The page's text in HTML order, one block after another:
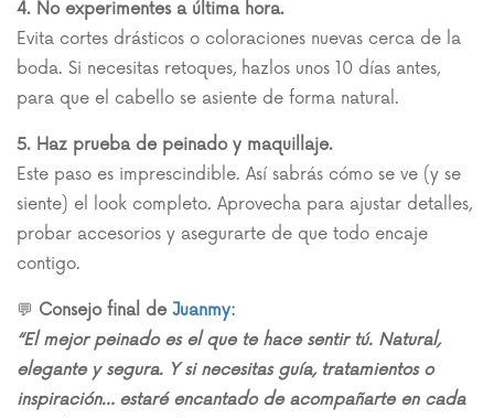
4. No experimentes a última hora.
Evita cortes drásticos o coloraciones nuevas cerca de la
boda. Si necesitas retoques, hazlos unos 10 días antes,
para que el cabello se asiente de forma natural.
5. Haz prueba de peinado y maquillaje.
Este paso es imprescindible. Así sabrás cómo se ve (y se
siente) el look completo. Aprovecha para ajustar detalles,
probar accesorios y asegurarte de que todo encaje
contigo.
💬 Consejo final de Juanmy:
“El mejor peinado es el que te hace sentir tú. Natural,
elegante y segura. Y si necesitas guía, tratamientos o
inspiración… estaré encantado de acompañarte en cada